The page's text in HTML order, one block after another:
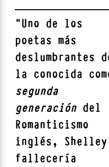
"Uno de los
poetas más
deslumbrantes
la conocida
segunda
generación del
Romanticismo
inglés, Shelley
fallecería